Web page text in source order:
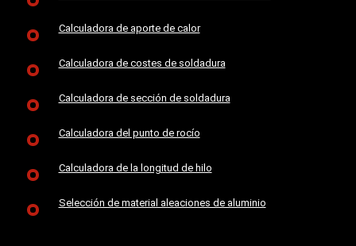
Calculadora de aporte de calor
Calculadora de costes de soldadura
Calculadora de sección de soldadura
Calculadora del punto de rocío
Calculadora de la longitud de hilo
Selección de material aleaciones de aluminio